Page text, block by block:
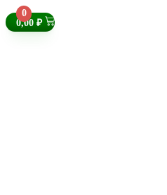
0,00 ₽
0